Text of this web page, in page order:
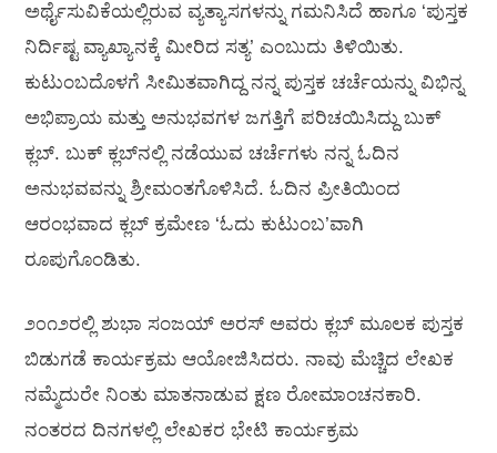
ಅರ್ಥೈಸುವಿಕೆಯಲ್ಲಿರುವ ವ್ಯತ್ಯಾಸಗಳನ್ನು ಗಮನಿಸಿದೆ ಹಾಗೂ ‘ಪುಸ್ತಕ
ನಿರ್ದಿಷ್ಟ ವ್ಯಾಖ್ಯಾನಕ್ಕೆ ಮೀರಿದ ಸತ್ಯ’ ಎಂಬುದು ತಿಳಿಯಿತು.
ಕುಟುಂಬದೊಳಗೆ ಸೀಮಿತವಾಗಿದ್ದ ನನ್ನ ಪುಸ್ತಕ ಚರ್ಚೆಯನ್ನು ವಿಭಿನ್ನ
ಅಭಿಪ್ರಾಯ ಮತ್ತು ಅನುಭವಗಳ ಜಗತ್ತಿಗೆ ಪರಿಚಯಿಸಿದ್ದು ಬುಕ್
ಕ್ಲಬ್. ಬುಕ್ ಕ್ಲಬ್‌ನಲ್ಲಿ ನಡೆಯುವ ಚರ್ಚೆಗಳು ನನ್ನ ಓದಿನ
ಅನುಭವವನ್ನು ಶ್ರೀಮಂತಗೊಳಿಸಿದೆ. ಓದಿನ ಪ್ರೀತಿಯಿಂದ
ಆರಂಭವಾದ ಕ್ಲಬ್ ಕ್ರಮೇಣ ‘ಓದು ಕುಟುಂಬ’ವಾಗಿ
ರೂಪುಗೊಂಡಿತು.
೨೦೧೨ರಲ್ಲಿ ಶುಭಾ ಸಂಜಯ್ ಅರಸ್ ಅವರು ಕ್ಲಬ್ ಮೂಲಕ ಪುಸ್ತಕ
ಬಿಡುಗಡೆ ಕಾರ್ಯಕ್ರಮ ಆಯೋಜಿಸಿದರು. ನಾವು ಮೆಚ್ಚಿದ ಲೇಖಕ
ನಮ್ಮೆದುರೇ ನಿಂತು ಮಾತನಾಡುವ ಕ್ಷಣ ರೋಮಾಂಚನಕಾರಿ.
ನಂತರದ ದಿನಗಳಲ್ಲಿ ಲೇಖಕರ ಭೇಟಿ ಕಾರ್ಯಕ್ರಮ